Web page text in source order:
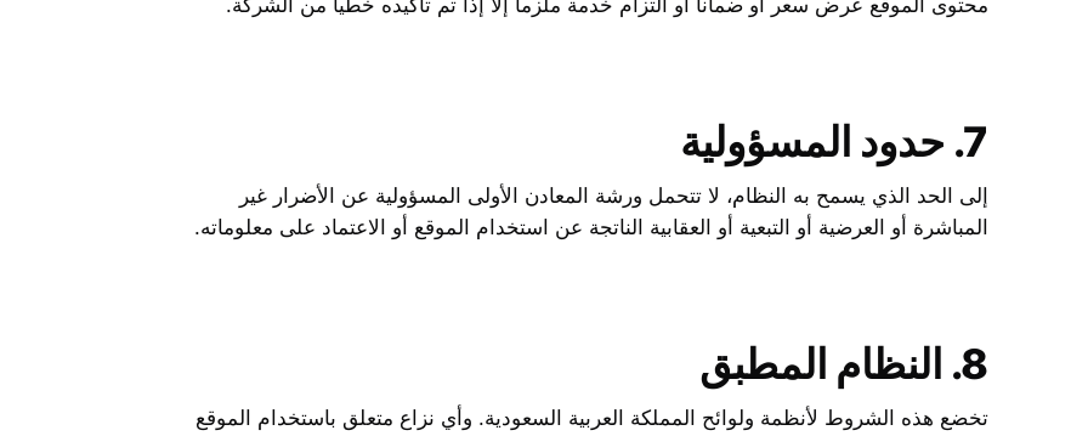
محتوى الموقع عرض سعر أو ضمانا أو التزام خدمة ملزما إلا إذا تم تأكيده خطيا من الشركة.
7. حدود المسؤولية
إلى الحد الذي يسمح به النظام، لا تتحمل ورشة المعادن الأولى المسؤولية عن الأضرار غير
المباشرة أو العرضية أو التبعية أو العقابية الناتجة عن استخدام الموقع أو الاعتماد على معلوماته.
8. النظام المطبق
تخضع هذه الشروط لأنظمة ولوائح المملكة العربية السعودية. وأي نزاع متعلق باستخدام الموقع